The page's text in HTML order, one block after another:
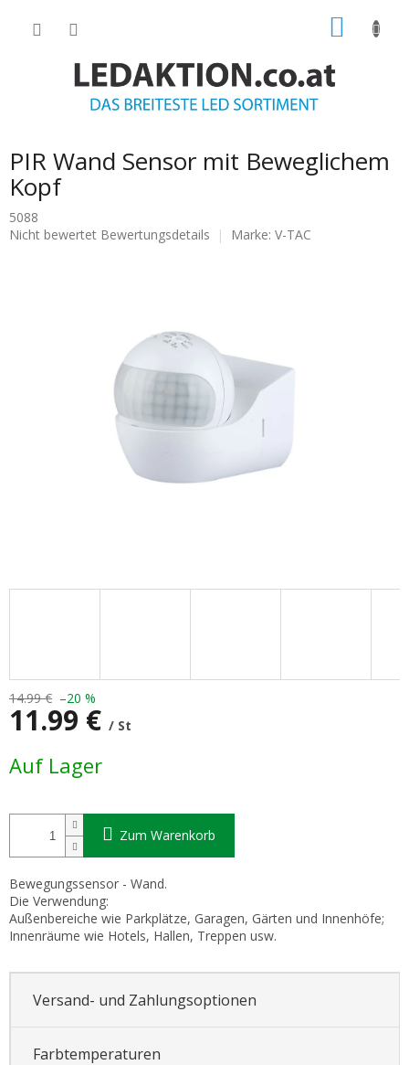
PIR Wand Sensor mit Beweglichem
Kopf
5088
Die
Nicht bewertet Bewertungsdetails Marke: V-TAC
14.99 € –20 %
11.99 € / St
Auf Lager
Zum Warenkorb
Bewegungssensor - Wand.
Die Verwendung:
Außenbereiche wie Parkplätze, Garagen, Gärten und Innenhöfe;
Innenräume wie Hotels, Hallen, Treppen usw.
Versand- und Zahlungsoptionen
Farbtemperaturen